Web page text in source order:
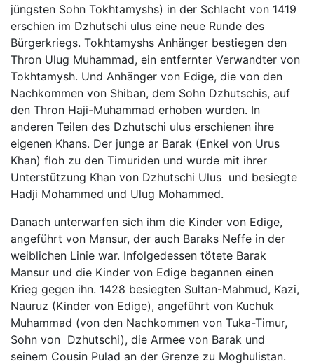
jüngsten Sohn Tokhtamyshs) in der Schlacht von 1419
erschien im Dzhutschi ulus eine neue Runde des
Bürgerkriegs. Tokhtamyshs Anhänger bestiegen den
Thron Ulug Muhammad, ein entfernter Verwandter von
Tokhtamysh. Und Anhänger von Edige, die von den
Nachkommen von Shiban, dem Sohn Dzhutschis, auf
den Thron Haji-Muhammad erhoben wurden. In
anderen Teilen des Dzhutschi ulus erschienen ihre
eigenen Khans. Der junge ar Barak (Enkel von Urus
Khan) floh zu den Timuriden und wurde mit ihrer
Unterstützung Khan von Dzhutschi Ulus und besiegte
Hadji Mohammed und Ulug Mohammed.
Danach unterwarfen sich ihm die Kinder von Edige,
angeführt von Mansur, der auch Baraks Neffe in der
weiblichen Linie war. Infolgedessen tötete Barak
Mansur und die Kinder von Edige begannen einen
Krieg gegen ihn. 1428 besiegten Sultan-Mahmud, Kazi,
Nauruz (Kinder von Edige), angeführt von Kuchuk
Muhammad (von den Nachkommen von Tuka-Timur,
Sohn von Dzhutschi), die Armee von Barak und
seinem Cousin Pulad an der Grenze zu Moghulistan.